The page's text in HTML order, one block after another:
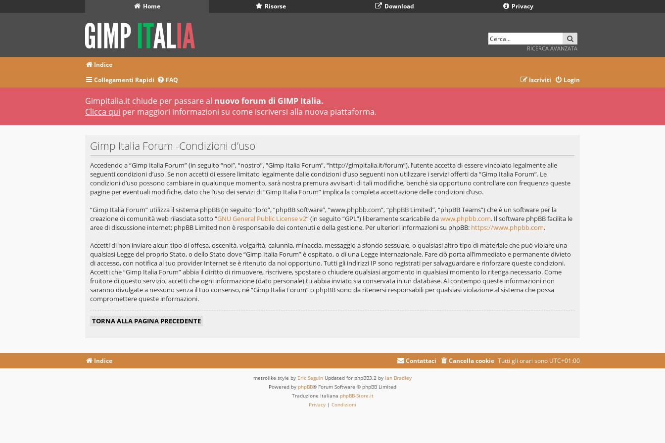
Home Risorse Download Privacy
RICERCA AVANZATA
Indice
Collegamenti Rapidi
FAQ Login
Iscriviti
Gimpitalia.it chiude per passare al nuovo forum di GIMP Italia.
Clicca qui per maggiori informazioni su come iscriversi alla nuova piattaforma.
Gimp Italia Forum -Condizioni d’uso
Accedendo a “Gimp Italia Forum” (in seguito “noi”, “nostro”, “Gimp Italia Forum”, “http://gimpitalia.it/forum”), l’utente accetta di essere vincolato legalmente alle
seguenti condizioni d’uso. Se non accetti di essere limitato legalmente dalle condizioni d’uso seguenti non utilizzare i servizi offerti da “Gimp Italia Forum”. Le
condizioni d’uso possono cambiare in qualunque momento, sarà nostra premura avvisarti di tali modifiche, benché sia opportuno controllare con frequenza queste
pagine per eventuali modifiche, dato che l’uso dei servizi di “Gimp Italia Forum” implica la completa accettazione delle condizioni d’uso.
“Gimp Italia Forum” utilizza il sistema phpBB (in seguito “loro”, “phpBB software”, “www.phpbb.com”, “phpBB Limited”, “phpBB Teams”) che è un software per la
creazione di comunità web rilasciata sotto “GNU General Public License v2” (in seguito “GPL”) liberamente scaricabile dawww.phpbb.com. Il software phpBB facilita le
aree di discussione internet; phpBB Limited non è responsabile dei contenuti e della gestione. Per ulteriori informazioni su phpBB: https://www.phpbb.com.
Accetti di non inviare alcun tipo di offesa, oscenità, volgarità, calunnia, minaccia, messaggio a sfondo sessuale, o qualsiasi altro tipo di materiale che può violare una
qualsiasi Legge del proprio Stato, o dello Stato dove “Gimp Italia Forum” è ospitato, o di una Legge internazionale. Fare ciò porta all’immediato e permanente divieto
di accesso, con notifica al tuo provider Internet se è ritenuto da noi opportuno. Tutti gli indirizzi IP sono registrati per salvaguardare e rinforzare queste condizioni.
Accetti che “Gimp Italia Forum” abbia il diritto di rimuovere, riscrivere, spostare o chiudere qualsiasi argomento in qualsiasi momento lo ritenga necessario. Come
fruitore di questo servizio, accetti che ogni informazione (dato personale) tu abbia inviato sia conservata in un database. Al contempo queste informazioni non
saranno divulgate a nessuno senza il tuo consenso, né “Gimp Italia Forum” o phpBB sono da ritenersi responsabili per qualsiasi violazione al sistema che possa
compromettere queste informazioni.
TORNA ALLA PAGINA PRECEDENTE
Indice Tutti gli orari sono UTC+01:00
Cancella cookie
Contattaci
metrolike style by Eric Seguin Updated for phpBB3.2 by Ian Bradley
Powered by phpBB® Forum Software © phpBB Limited
Traduzione Italiana phpBB-Store.it
Privacy | Condizioni